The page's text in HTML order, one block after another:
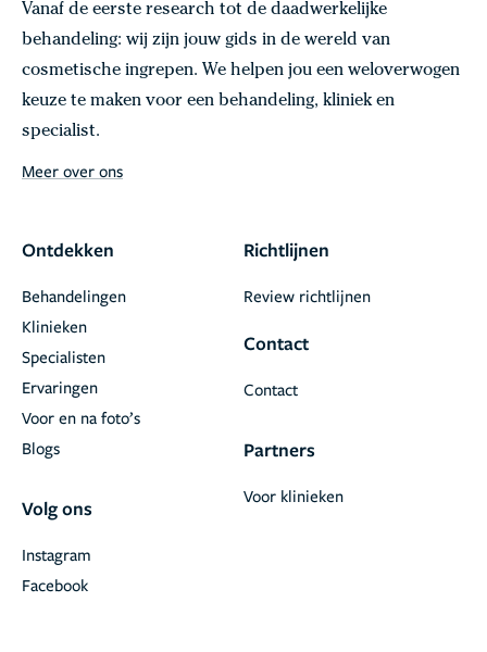
Vanaf de eerste research tot de daadwerkelijke
behandeling: wij zijn jouw gids in de wereld van
cosmetische ingrepen. We helpen jou een weloverwogen
keuze te maken voor een behandeling, kliniek en
specialist.
Meer over ons
Ontdekken
Behandelingen
Klinieken
Specialisten
Ervaringen
Voor en na foto’s
Blogs
Volg ons
Facebook
Instagram
Richtlijnen
Review richtlijnen
Contact
Contact
Partners
Voor klinieken